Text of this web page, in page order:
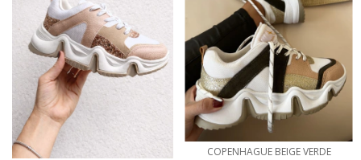
COPENHAGUE BEIGE VERDE